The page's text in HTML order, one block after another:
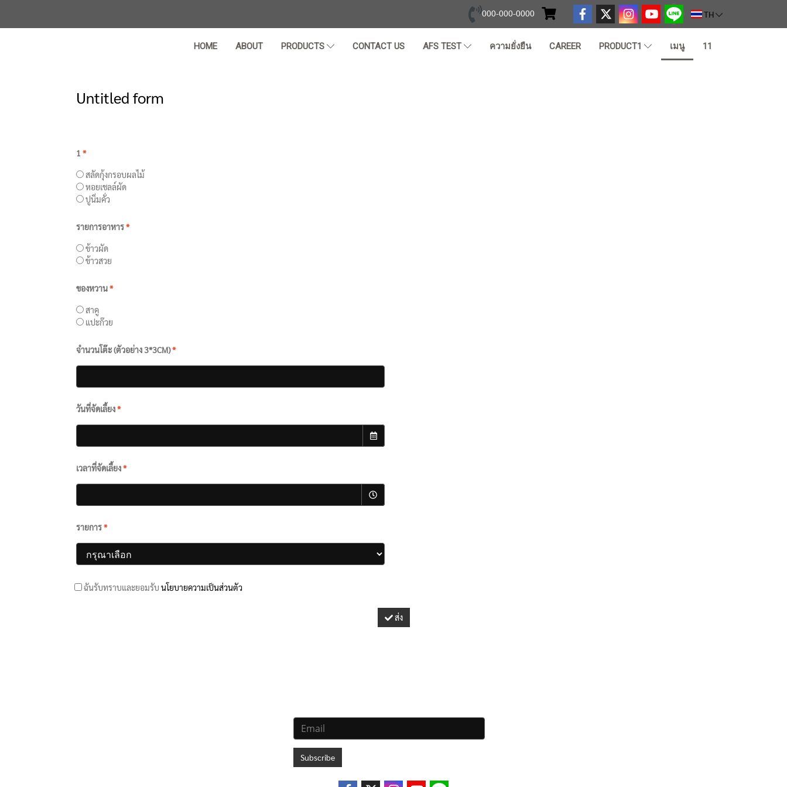
000-000-0000 TH
HOME ABOUT PRODUCTS CONTACT US AFS TEST ความยั่งยืน CAREER PRODUCT1 เมนู 11
Untitled form
1 *
สลัดกุ้งกรอบผลไม้
หอยเชลล์ผัด
ปูนิ่มคั่ว
รายการอาหาร*
ข้าวผัด
ข้าวสวย
ของหวาน*
สาคู
แปะก๊วย
จำนวนโต๊ะ (ตัวอย่าง 3*3CM)*
วันที่จัดเลี้ยง*
เวลาที่จัดเลี้ยง*
รายการ*
ฉันรับทราบและยอมรับ นโยบายความเป็นส่วนตัว
ส่ง
Subscribe